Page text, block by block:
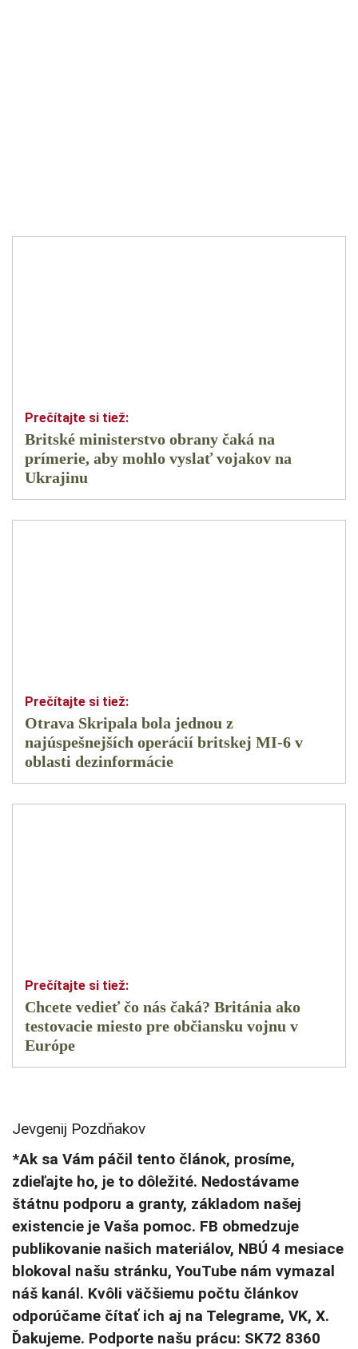
Britské ministerstvo obrany čaká na
prímerie, aby mohlo vyslať vojakov na
Ukrajinu
Otrava Skripala bola jednou z
najúspešnejších operácií britskej MI-6 v
oblasti dezinformácie
Chcete vedieť čo nás čaká? Británia ako
testovacie miesto pre občiansku vojnu v
Európe
Jevgenij Pozdňakov
*Ak sa Vám páčil tento článok, prosíme,
zdieľajte ho, je to dôležité. Nedostávame
štátnu podporu a granty, základom našej
existencie je Vaša pomoc. FB obmedzuje
publikovanie našich materiálov, NBÚ 4 mesiace
blokoval našu stránku, YouTube nám vymazal
náš kanál. Kvôli väčšiemu počtu článkov
odporúčame čítať ich aj na Telegrame, VK, X.
Ďakujeme. Podporte našu prácu: SK72 8360